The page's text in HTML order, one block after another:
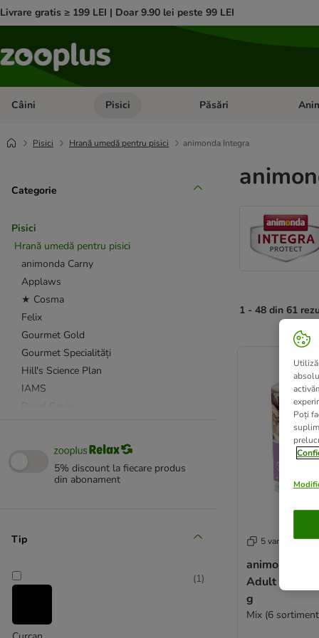
Livrare gratis ≥ 199 LEI | Doar 9.90 lei peste 99 LEI
Câini Deschideți meniul cu categorii: Câini
Pisici Deschideți meniul cu
Păsări
Pisici Hrană umedă pentru pisici animonda Integra
Categorie
Pisici
Hrană umedă pentru pisici
animonda Carny
Applaws
★ Cosma
Felix
Gourmet Gold
Gourmet Specialități
Hill's Science Plan
IAMS
Whiskas
Hill's Prescription Diet
Kattovit Vital Care
5% discount la fiecare produs
din abonament
Tip
(1)
1 - 48 din 61
product items
5 variante
animonda
Adult Diabet
g
Mix (6
Poți